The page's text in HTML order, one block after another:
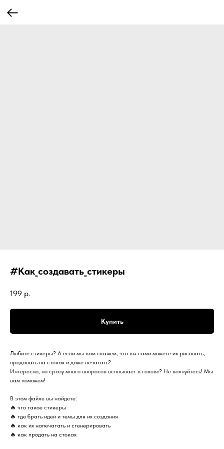
#Как_создавать_стикеры
199 р.
Купить
Любите стикеры? А если мы вам скажем, что вы сами можете их рисовать,
продавать на стоках и даже печатать?
Интересно, но сразу много вопросов всплывает в голове? Не волнуйтесь! Мы
вам поможем!
В этом файле вы найдете:
🔥 что такое стикеры
🔥 где брать идеи и темы для их создания
🔥 как их напечатать и сгенерировать
🔥 как продать на стоках